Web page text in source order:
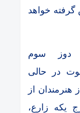
خواهد
دوز سوم
در حالی
از
یکه زارع،